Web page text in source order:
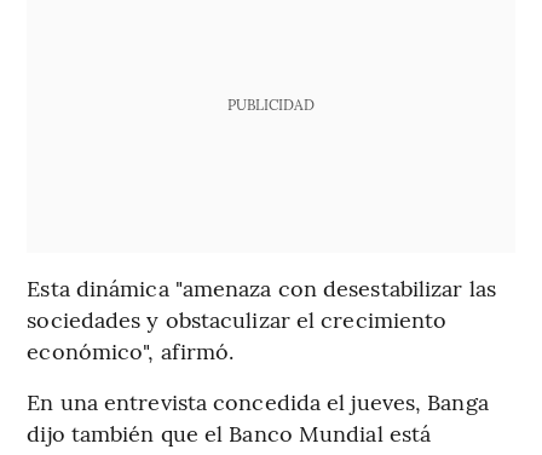
PUBLICIDAD
Esta dinámica "amenaza con desestabilizar las
sociedades y obstaculizar el crecimiento
económico", afirmó.
En una entrevista concedida el jueves, Banga
dijo también que el Banco Mundial está